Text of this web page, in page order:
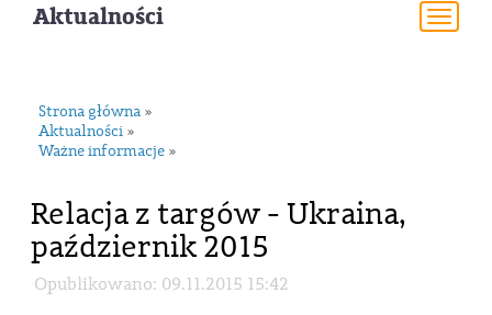
Aktualności
Strona główna »
Aktualności »
Ważne informacje »
Relacja z targów - Ukraina,
październik 2015
Opublikowano: 09.11.2015 15:42